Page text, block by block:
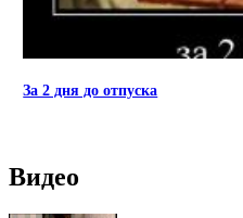
За 2 дня до отпуска
Видео